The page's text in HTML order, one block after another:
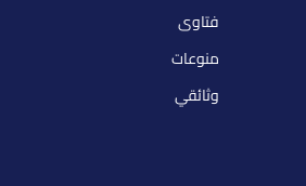
فتاوى
منوعات
وثائقي